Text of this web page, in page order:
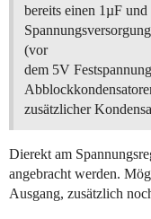
bereits einen 1µF
(vor
dem 5V
zusätzlicher
Dierekt am
angebracht werden.
Ausgang, zusätzlich